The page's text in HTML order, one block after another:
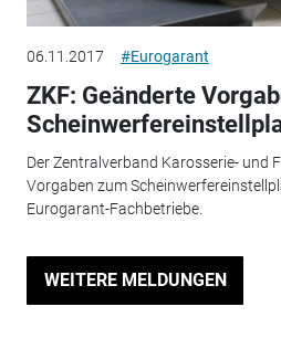
06.11.2017 #Eurogarant
ZKF: Geänderte
Der Zentralverband Karosserie- und
Vorgaben zum
Eurogarant-Fachbetriebe.
WEITERE MELDUNGEN